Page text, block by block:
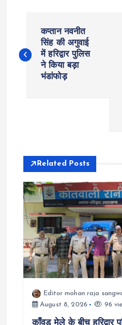
o
v
g
a
t
कप्तान नवनीत
सिंह की अगुवाई
में हरिद्वार पुलिस
ने किया बड़ा
भंडांफोड़
Related Posts
Editor mohan raja
August 8, 2026
96
काँवड मेले के बीच हरिद्वार